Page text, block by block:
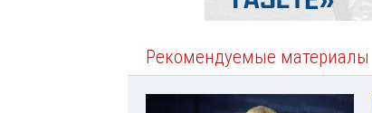
Рекомендуемые материалы